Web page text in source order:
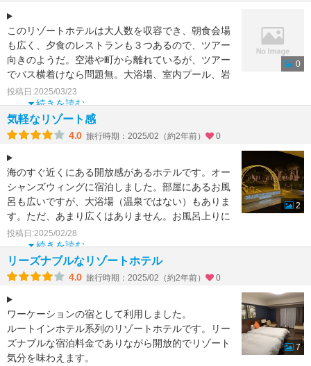
このリゾートホテルは大人数を収容でき、朝食会場
も広く、夕食のレストランも３つあるので、ツアー
向きのようだ。空港や町から離れているが、ツアー
でバス横着けなら問題無。大浴場、室内プール、岩
盤浴、サウナ等の
続きを読む
投稿日:2025/03/23
0
気軽なリゾート感
4.0 旅行時期：2025/02（約2年前） 0
海のすぐ近くにある開放感があるホテルです。オー
シャンズウィングに宿泊しました。部屋にあるお風
呂も広いですが、大浴場（温泉ではない）もありま
す。ただ、あまり広くはありません。お風呂上りに
は棒状のアイスも
続きを読む
投稿日:2025/02/28
2
リーズナブルなリゾートホテル
4.0 旅行時期：2025/02（約2年前） 0
ワーケーションの宿として利用しました。
ルートインホテル系列のリゾートホテルです。リー
ズナブルな宿泊料金でありながら開放的でリゾート
気分を味わえます。
7